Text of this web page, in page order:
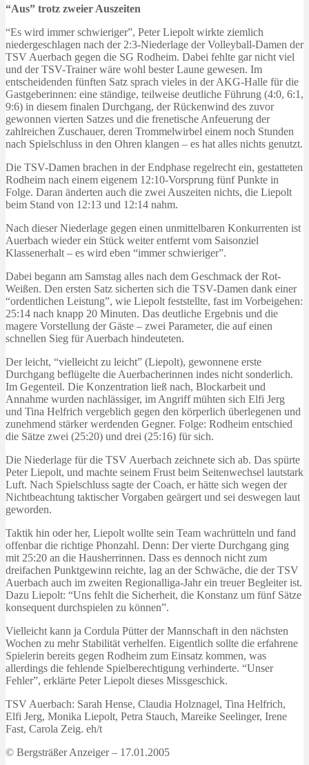
“Aus” trotz zweier Auszeiten
“Es wird immer schwieriger”, Peter Liepolt wirkte ziemlich
niedergeschlagen nach der 2:3-Niederlage der Volleyball-Damen der
TSV Auerbach gegen die SG Rodheim. Dabei fehlte gar nicht viel
und der TSV-Trainer wäre wohl bester Laune gewesen. Im
entscheidenden fünften Satz sprach vieles in der AKG-Halle für die
Gastgeberinnen: eine ständige, teilweise deutliche Führung (4:0, 6:1,
9:6) in diesem finalen Durchgang, der Rückenwind des zuvor
gewonnen vierten Satzes und die frenetische Anfeuerung der
zahlreichen Zuschauer, deren Trommelwirbel einem noch Stunden
nach Spielschluss in den Ohren klangen – es hat alles nichts genutzt.
Die TSV-Damen brachen in der Endphase regelrecht ein, gestatteten
Rodheim nach einem eigenem 12:10-Vorsprung fünf Punkte in
Folge. Daran änderten auch die zwei Auszeiten nichts, die Liepolt
beim Stand von 12:13 und 12:14 nahm.
Nach dieser Niederlage gegen einen unmittelbaren Konkurrenten ist
Auerbach wieder ein Stück weiter entfernt vom Saisonziel
Klassenerhalt – es wird eben “immer schwieriger”.
Dabei begann am Samstag alles nach dem Geschmack der Rot-
Weißen. Den ersten Satz sicherten sich die TSV-Damen dank einer
“ordentlichen Leistung”, wie Liepolt feststellte, fast im Vorbeigehen:
25:14 nach knapp 20 Minuten. Das deutliche Ergebnis und die
magere Vorstellung der Gäste – zwei Parameter, die auf einen
schnellen Sieg für Auerbach hindeuteten.
Der leicht, “vielleicht zu leicht” (Liepolt), gewonnene erste
Durchgang beflügelte die Auerbacherinnen indes nicht sonderlich.
Im Gegenteil. Die Konzentration ließ nach, Blockarbeit und
Annahme wurden nachlässiger, im Angriff mühten sich Elfi Jerg
und Tina Helfrich vergeblich gegen den körperlich überlegenen und
zunehmend stärker werdenden Gegner. Folge: Rodheim entschied
die Sätze zwei (25:20) und drei (25:16) für sich.
Die Niederlage für die TSV Auerbach zeichnete sich ab. Das spürte
Peter Liepolt, und machte seinem Frust beim Seitenwechsel lautstark
Luft. Nach Spielschluss sagte der Coach, er hätte sich wegen der
Nichtbeachtung taktischer Vorgaben geärgert und sei deswegen laut
geworden.
Taktik hin oder her, Liepolt wollte sein Team wachrütteln und fand
offenbar die richtige Phonzahl. Denn: Der vierte Durchgang ging
mit 25:20 an die Hausherrinnen. Dass es dennoch nicht zum
dreifachen Punktgewinn reichte, lag an der Schwäche, die der TSV
Auerbach auch im zweiten Regionalliga-Jahr ein treuer Begleiter ist.
Dazu Liepolt: “Uns fehlt die Sicherheit, die Konstanz um fünf Sätze
konsequent durchspielen zu können”.
Vielleicht kann ja Cordula Pütter der Mannschaft in den nächsten
Wochen zu mehr Stabilität verhelfen. Eigentlich sollte die erfahrene
Spielerin bereits gegen Rodheim zum Einsatz kommen, was
allerdings die fehlende Spielberechtigung verhinderte. “Unser
Fehler”, erklärte Peter Liepolt dieses Missgeschick.
TSV Auerbach: Sarah Hense, Claudia Holznagel, Tina Helfrich,
Elfi Jerg, Monika Liepolt, Petra Stauch, Mareike Seelinger, Irene
Fast, Carola Zeig. eh/t
© Bergsträßer Anzeiger – 17.01.2005